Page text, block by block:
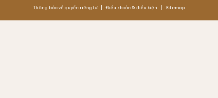
Thông báo về quyền riêng tư Điều khoản & điều kiện Sitemap